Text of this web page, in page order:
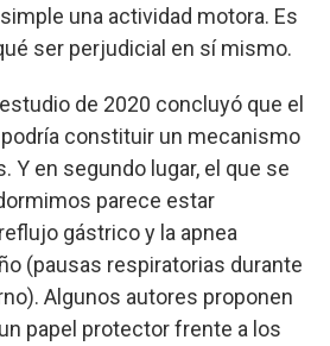
una actividad motora. Es
ser perjudicial en sí mismo.
de 2020 concluyó que el
constituir un mecanismo
Y en segundo lugar, el que se
parece estar
gástrico y la apnea
(pausas respiratorias durante
Algunos autores proponen
papel protector frente a los